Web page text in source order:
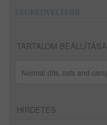
LEGKEDVELTEBB
TARTALOM BEÁLLÍTÁSA
HIRDETES